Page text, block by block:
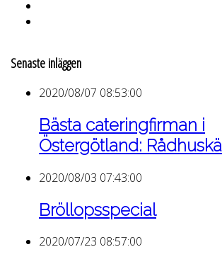
Senaste inläggen
2020/08/07 08:53:00
Bästa cateringfirman i
Östergötland:
2020/08/03 07:43:00
Bröllopsspecial
2020/07/23 08:57:00